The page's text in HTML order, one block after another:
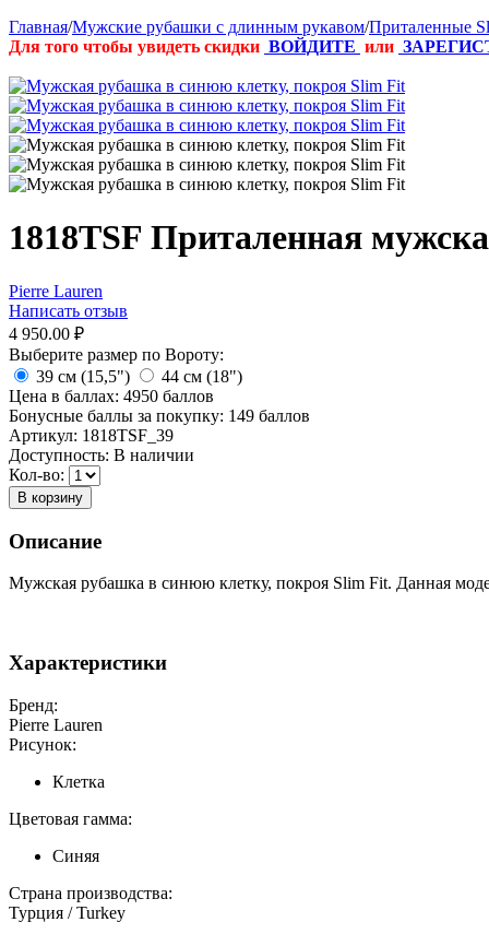
Главная/Мужские рубашки с длинным рукавом/Приталенные
Для того чтобы увидеть скидки ВОЙДИТЕ или
1818TSF Приталенная
Pierre Lauren
Написать отзыв
4 950.00 ₽
Выберите размер по Вороту:
39 см (15,5")
44 см (18")
Цена в баллах: 4950 баллов
Бонусные баллы за покупку: 149 баллов
Артикул: 1818TSF_39
Доступность: В наличии
Кол-во:
В корзину
Описание
Мужская рубашка в синюю клетку, покроя Slim Fit. Данная
Характеристики
Бренд:
Pierre Lauren
Рисунок:
Клетка
Цветовая гамма:
Синяя
Страна производства:
Турция / Turkey